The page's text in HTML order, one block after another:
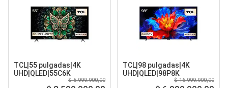
TCL|55 pulgadas|4K
UHD|QLED|55C6K
$ 5.999.900,00
TCL|98 pulgadas|4K
UHD|QLED|98P8K
$ 16.999.900,00